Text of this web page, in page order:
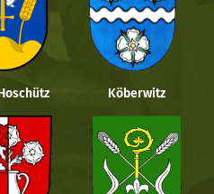
Köberwitz